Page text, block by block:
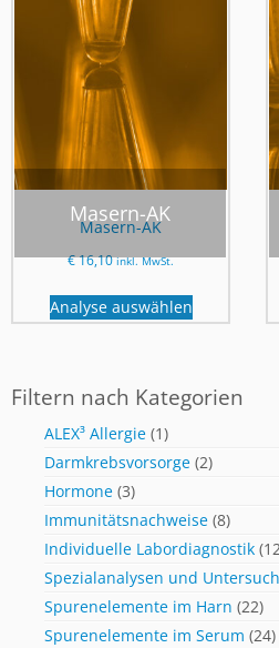
Masern-AK
Masern-AK
€16,10 inkl. MwSt.
Analyse auswählen
Filtern nach Kategorien
ALEX³ Allergie (1)
Darmkrebsvorsorge (2)
Hormone (3)
Immunitätsnachweise (8)
Individuelle Labordiagnostik
Spezialanalysen und
Spurenelemente im Harn (22)
Spurenelemente im Serum (24)